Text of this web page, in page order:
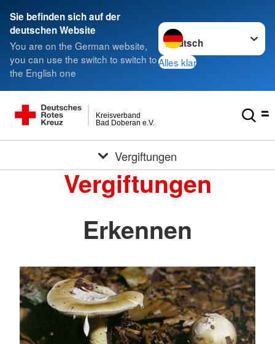
Sie befinden sich auf der
deutschen Website
You are on the German website,
you can use the switch to switch to
the English one
Sprache wechseln zu
Alles klar
Bad Doberan e.V.
Kreisverband
Vergiftungen
Vergiftungen
Erkennen